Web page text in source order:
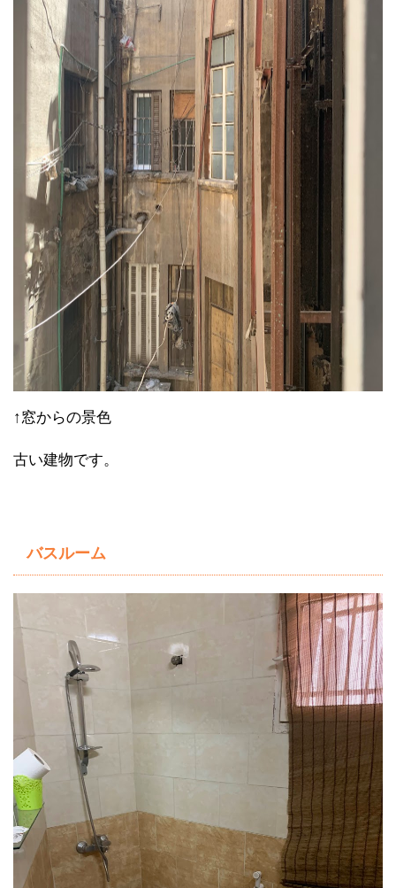
↑窓からの景色
古い建物です。
バスルーム